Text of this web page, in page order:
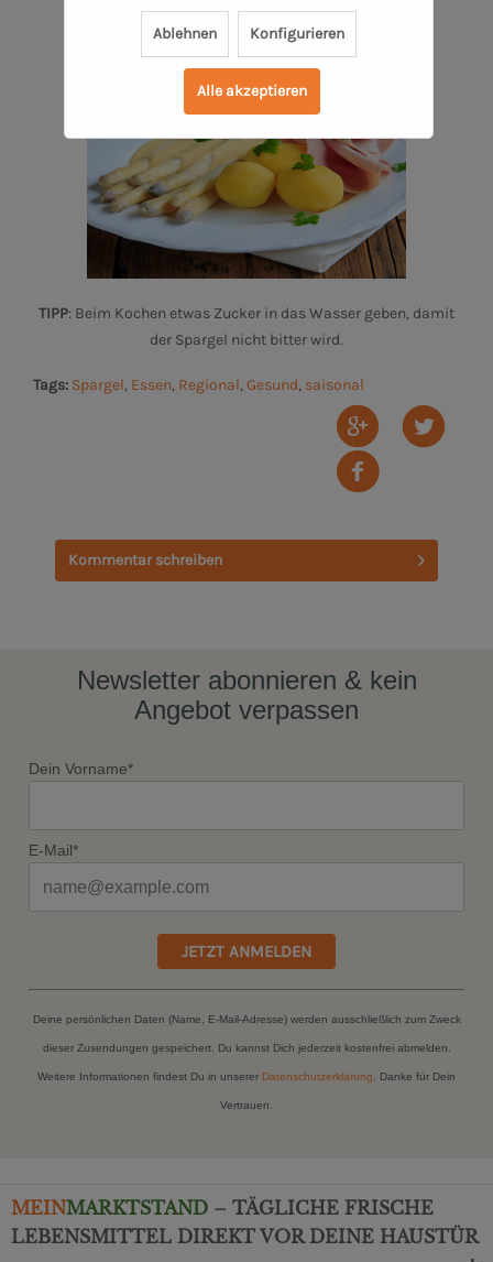
TIPP: Beim Kochen etwas Zucker in das Wasser geben, damit
der Spargel nicht bitter wird.
Tags: Spargel, Essen, Regional,Gesund, saisonal
Kommentar schreiben
Newsletter abonnieren & kein
Angebot verpassen
Dein Vorname*
E-Mail*
JETZT ANMELDEN
Deine persönlichen Daten (Name, E-Mail-Adresse) werden ausschließlich zum Zweck
dieser Zusendungen gespeichert. Du kannst Dich jederzeit kostenfrei abmelden.
Weitere Informationen findest Du in unserer Datenschutzerklärung. Danke für Dein
Vertrauen.
MEINMARKTSTAND – TÄGLICHE FRISCHE
LEBENSMITTEL DIREKT VOR DEINE HAUSTÜR
Ablehnen Konfigurieren
Alle akzeptieren